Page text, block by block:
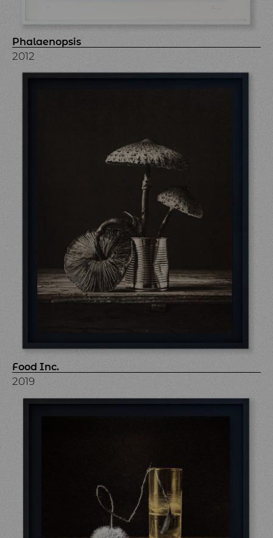
Phalaenopsis
2012
Food Inc.
2019